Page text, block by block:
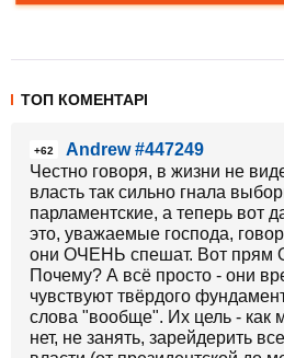
ТОП КОМЕНТАРІ
+62
Andrew #447249
Честно говоря, в жизни не
власть так сильно гнала
парламентские, а теперь вот
это, уважаемые господа,
они ОЧЕНЬ спешат. Вот
Почему? А всё просто - они
чувствуют твёрдого
слова "вообще". Их цель - как
нет, не занять, зарейдерить